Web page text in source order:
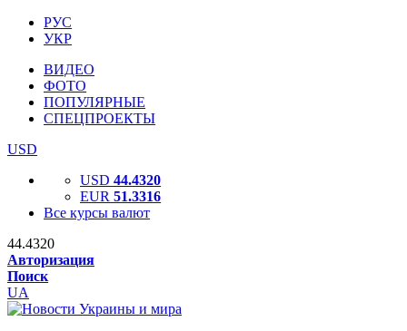
РУС
УКР
ВИДЕО
ФОТО
ПОПУЛЯРНЫЕ
СПЕЦПРОЕКТЫ
USD
USD 44.4320
EUR 51.3316
Все курсы валют
44.4320
Авторизация
Поиск
UA